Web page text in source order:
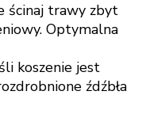
ścinaj trawy zbyt
Optymalna
koszenie jest
źdźbła